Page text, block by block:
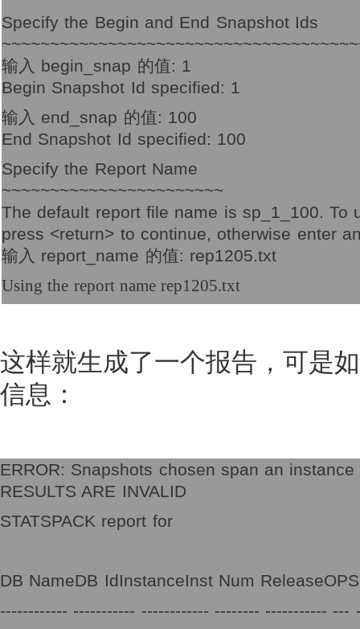
Specify the Begin and End Snapshot Ids
输入 begin_snap 的值: 1
Begin Snapshot Id specified: 1
输入 end_snap 的值: 100
End Snapshot Id specified: 100
Specify the Report Name
~~~~~~~~~~~~~~~~~~~~~~~
The default report file name is sp_1_100. To
press <return> to continue, otherwise enter
输入 report_name 的值: rep1205.txt
Using the report name rep1205.txt
这样就生成了一个报告，可是
信息：
ERROR: Snapshots chosen span an instance
RESULTS ARE INVALID
STATSPACK report for
DB NameDB IdInstanceInst Num
------------ ----------- ------------ -------- ----------- ---